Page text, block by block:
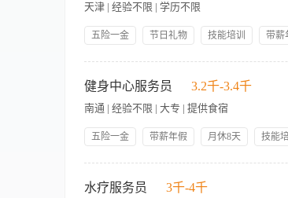
天津 | 经验不限 | 学历不限
五险一金 节日礼物 技能培训
带薪
accurately. 遵循考勤及钥匙管理流程；遵守标准流
services and hours; escort guests to and from Pool
为客人提供信息与协助，熟悉酒店所有服务及营
Ensure Pool & Gym decoration and ambience meet
remove floor water stains). 确保泳池及健身房陈
handover to keep area clean with no blind spots;
fresh flowers and supplies; receive goods from
健身中心服务员 3.2千-3.4千
南通 | 经验不限 | 大专 | 提供食宿
五险一金 带薪年假 月休8天
技能
需求 4、协助会员办理健身卡及相关手续 5、维
水疗服务员 3千-4千